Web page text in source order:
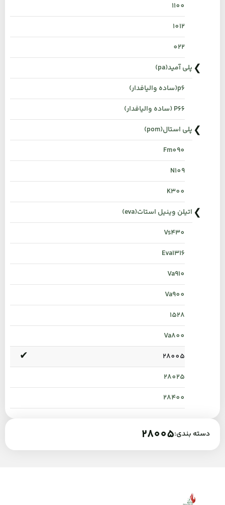
1100
1012
022
پلی آمید(pa)
p6(ساده والیافدار)
P66 (ساده والیافدار)
پلی استال(pom)
Fm090
N109
K300
اتیلن وینیل استات(eva)
Vs430
Eva1316
Va910
Va900
1528
Va800
28005
28025
28400
دسته بندی:28005